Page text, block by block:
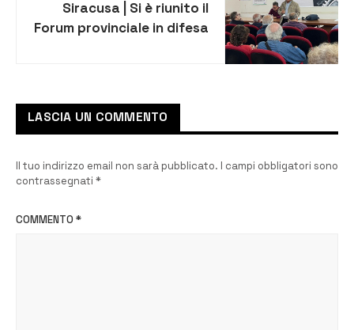
Siracusa | Si è riunito il
Forum provinciale in difesa
LASCIA UN COMMENTO
Il tuo indirizzo email non sarà pubblicato. I campi obbligatori sono
contrassegnati *
COMMENTO *